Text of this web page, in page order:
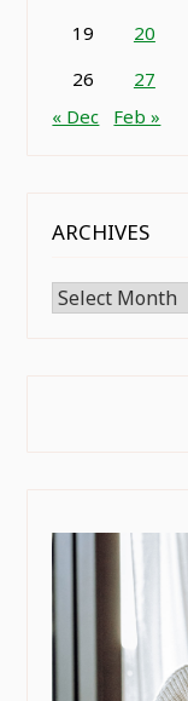
19
20
26
27
« Dec
Feb »
ARCHIVES
Archives